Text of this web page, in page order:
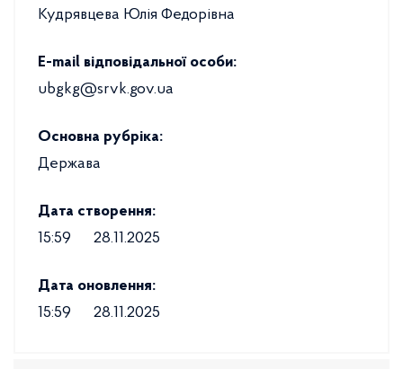
Кудрявцева Юлія Федорівна
E-mail відповідальної особи:
ubgkg@srvk.gov.ua
Основна рубріка:
Держава
Дата створення:
15:59
28.11.2025
Дата оновлення:
15:59
28.11.2025